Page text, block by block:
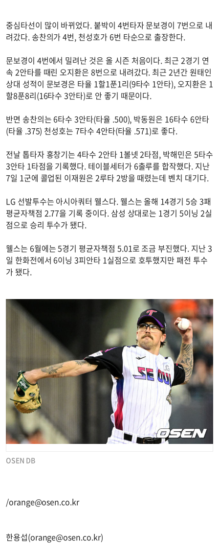
중심타선이 많이 바뀌었다. 붙박이 4번타자 문보경이 7번으로 내
려갔다. 송찬의가 4번, 천성호가 6번 타순으로 출장한다.
문보경이 4번에서 밀려난 것은 올 시즌 처음이다. 최근 2경기 연
속 2안타를 때린 오지환은 8번으로 내려갔다. 최근 2년간 원태인
상대 성적이 문보경은 타율 1할1푼1리(9타수 1안타), 오지환은 1
할8푼8리(16타수 3안타)로 안 좋기 때문이다.
반면 송찬의는 6타수 3안타(타율 .500), 박동원은 16타수 6안타
(타율 .375) 천성호는 7타수 4안타(타율 .571)로 좋다.
전날 톱타자 홍창기는 4타수 2안타 1볼넷 2타점, 박해민은 5타수
3안타 1타점을 기록했다. 테이블세터가 6출루를 합작했다. 지난
7일 1군에 콜업된 이재원은 2루타 2방을 때렸는데 벤치 대기다.
LG 선발투수는 아시아쿼터 웰스다. 웰스는 올해 14경기 5승 3패
평균자책점 2.77을 기록 중이다. 삼성 상대로는 1경기 5이닝 2실
점으로 승리 투수가 됐다.
웰스는 6월에는 5경기 평균자책점 5.01로 조금 부진했다. 지난 3
일 한화전에서 6이닝 3피안타 1실점으로 호투했지만 패전 투수
가 됐다.
OSEN DB
/orange@osen.co.kr
한용섭(orange@osen.co.kr)